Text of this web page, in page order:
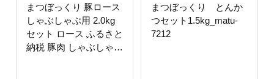
まつぼっくり 豚ロース
しゃぶしゃぶ用 2.0kg
セット ロース ふるさと
納税 豚肉 しゃぶしゃぶ
まつぼっくり とんか
つセット1.5kg_matu-
7212